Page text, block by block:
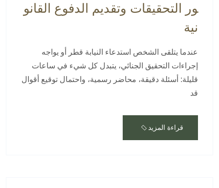
ور التحقيقات وتقديم الدفوع القانو
نية
عندما يتلقى الشخص استدعاء النيابة قطر أو يواجه
إجراءات التحقيق الجنائي، يتبدل كل شيء في ساعات
قليلة: أسئلة دقيقة، محاضر رسمية، واحتمال توقيع أقوال
قد
قراءة المزيد